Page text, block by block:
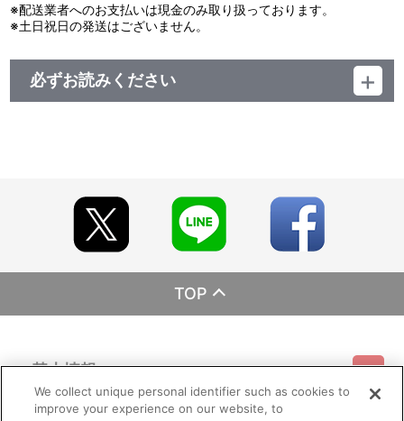
※配送業者へのお支払いは現金のみ取り扱っております。
※土日祝日の発送はございません。
必ずお読みください
TOP
基本情報
We collect unique personal identifier such as cookies to
improve your experience on our website, to